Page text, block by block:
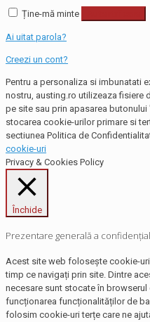
Ține-mă minte
Ai uitat parola?
Creezi un cont?
Pentru a personaliza si imbunatati
nostru, austing.ro utilizeaza fisiere
pe site sau prin apasarea
stocarea cookie-urilor primare si
sectiunea Politica de
cookie-uri
Privacy & Cookies Policy
Închide
Prezentare generală a
Acest site web folosește cookie-
timp ce navigați prin site. Dintre
necesare sunt stocate în
funcționarea funcționalităților de
folosim cookie-uri terțe care ne